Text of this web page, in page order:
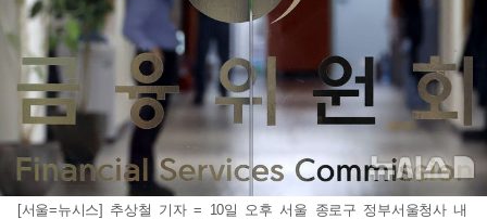
[서울=뉴시스] 추상철 기자 = 10일 오후 서울 종로구 정부서울청사 내